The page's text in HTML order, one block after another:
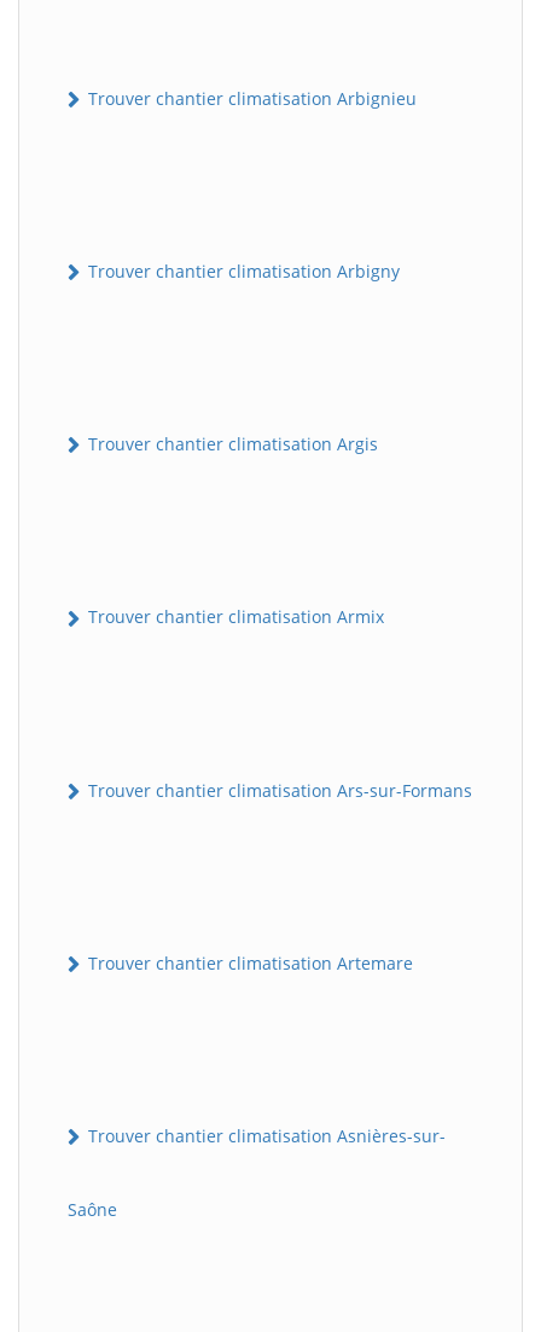
Trouver chantier climatisation Arbignieu
Trouver chantier climatisation Arbigny
Trouver chantier climatisation Argis
Trouver chantier climatisation Armix
Trouver chantier climatisation Ars-sur-Formans
Trouver chantier climatisation Artemare
Trouver chantier climatisation Asnières-sur-
Saône